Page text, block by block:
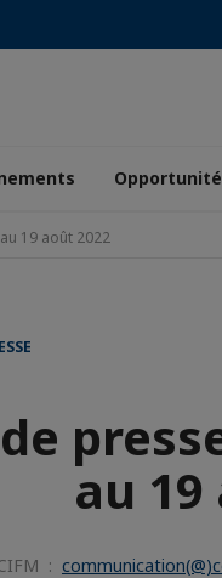
19 août 2022
au 19
: